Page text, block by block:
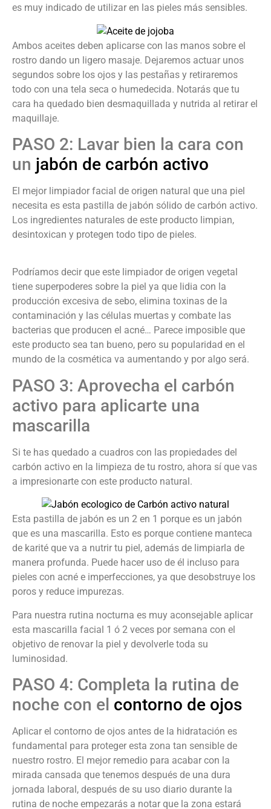
es muy indicado de utilizar en las pieles más sensibles.
Ambos aceites deben aplicarse con las manos sobre el
rostro dando un ligero masaje. Dejaremos actuar unos
segundos sobre los ojos y las pestañas y retiraremos
todo con una tela seca o humedecida. Notarás que tu
cara ha quedado bien desmaquillada y nutrida al retirar el
maquillaje.
PASO 2: Lavar bien la cara con
un jabón de carbón activo
El mejor limpiador facial de origen natural que una piel
necesita es esta pastilla de jabón sólido de carbón activo.
Los ingredientes naturales de este producto limpian,
desintoxican y protegen todo tipo de pieles.
Podríamos decir que este limpiador de origen vegetal
tiene superpoderes sobre la piel ya que lidia con la
producción excesiva de sebo, elimina toxinas de la
contaminación y las células muertas y combate las
bacterias que producen el acné… Parece imposible que
este producto sea tan bueno, pero su popularidad en el
mundo de la cosmética va aumentando y por algo será.
PASO 3: Aprovecha el carbón
activo para aplicarte una
mascarilla
Si te has quedado a cuadros con las propiedades del
carbón activo en la limpieza de tu rostro, ahora sí que vas
a impresionarte con este producto natural.
Esta pastilla de jabón es un 2 en 1 porque es un jabón
que es una mascarilla. Esto es porque contiene manteca
de karité que va a nutrir tu piel, además de limpiarla de
manera profunda. Puede hacer uso de él incluso para
pieles con acné e imperfecciones, ya que desobstruye los
poros y reduce impurezas.
Para nuestra rutina nocturna es muy aconsejable aplicar
esta mascarilla facial 1 ó 2 veces por semana con el
objetivo de renovar la piel y devolverle toda su
luminosidad.
PASO 4: Completa la rutina de
noche con el contorno de ojos
Aplicar el contorno de ojos antes de la hidratación es
fundamental para proteger esta zona tan sensible de
nuestro rostro. El mejor remedio para acabar con la
mirada cansada que tenemos después de una dura
jornada laboral, después de su uso diario durante la
rutina de noche empezarás a notar que la zona estará